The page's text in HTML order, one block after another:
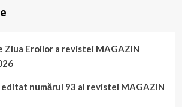
Ziua Eroilor a revistei MAGAZIN
editat numărul 93 al revistei MAGAZIN